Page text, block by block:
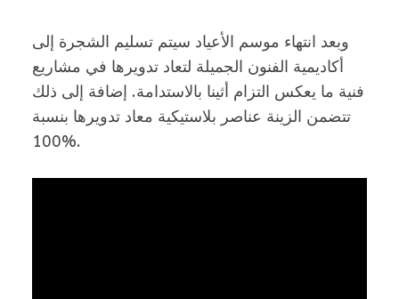
وبعد انتهاء موسم الأعياد سيتم تسليم الشجرة إلى
أكاديمية الفنون الجميلة لتعاد تدويرها في مشاريع
فنية ما يعكس التزام أثينا بالاستدامة. إضافة إلى ذلك
تتضمن الزينة عناصر بلاستيكية معاد تدويرها بنسبة
100%.